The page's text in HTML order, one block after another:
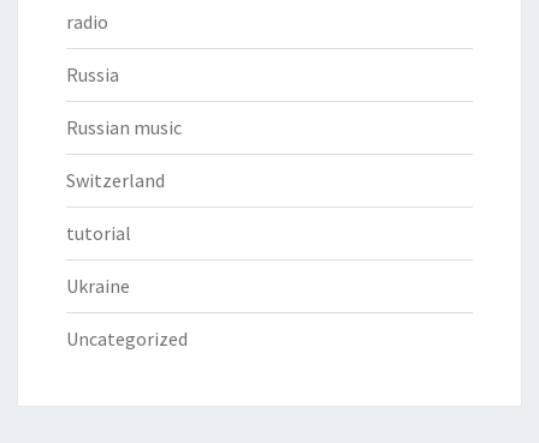
radio
Russia
Russian music
Switzerland
tutorial
Ukraine
Uncategorized